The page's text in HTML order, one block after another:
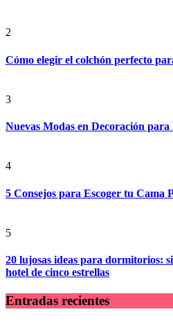
2
Cómo elegir el colchón perfecto
3
Nuevas Modas en Decoración
4
5 Consejos para Escoger tu Cama
5
20 lujosas ideas para dormitorios:
hotel de cinco estrellas
Entradas recientes